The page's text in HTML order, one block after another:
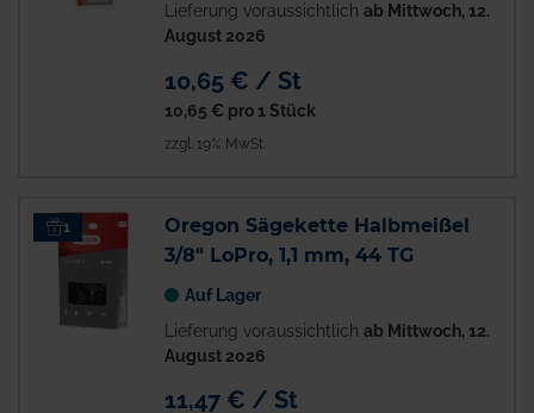
Lieferung voraussichtlich ab Mittwoch, 12.
August 2026
10,65 € / St
10,65 € pro 1 Stück
zzgl. 19% MwSt.
1
Oregon Sägekette Halbmeißel
3/8" LoPro, 1,1 mm, 44 TG
Auf Lager
Lieferung voraussichtlich ab Mittwoch, 12.
August 2026
11,47 € / St